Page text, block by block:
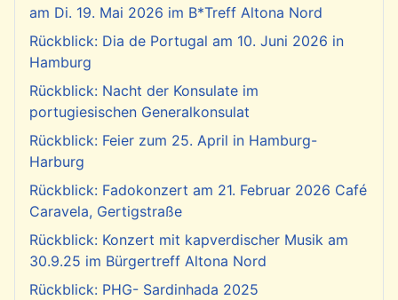
am Di. 19. Mai 2026 im B*Treff Altona Nord
Rückblick: Dia de Portugal am 10. Juni 2026 in
Hamburg
Rückblick: Nacht der Konsulate im
portugiesischen Generalkonsulat
Rückblick: Feier zum 25. April in Hamburg-
Harburg
Rückblick: Fadokonzert am 21. Februar 2026 Café
Caravela, Gertigstraße
Rückblick: Konzert mit kapverdischer Musik am
30.9.25 im Bürgertreff Altona Nord
Rückblick: PHG- Sardinhada 2025